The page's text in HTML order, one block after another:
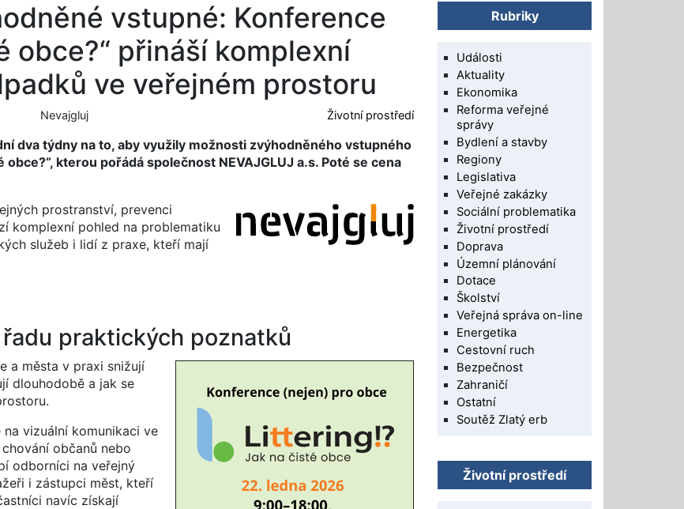
vstupné: Konference
obce?“ přináší komplexní
ve veřejném prostoru
Nevajgluj Životní prostředí
dva týdny na to, aby využily možnosti zvýhodněného vstupného
kterou pořádá společnost NEVAJGLUJ a.s. Poté se cena
prostranství, prevenci
komplexní pohled na problematiku
služeb i lidí z praxe, kteří mají
praktických poznatků
a města v praxi snižují
dlouhodobě a jak se
vizuální komunikaci ve
občanů nebo
odborníci na veřejný
i zástupci měst, kteří
navíc získají
Rubriky
Události
Aktuality
Ekonomika
Reforma veřejné
správy
Bydlení a stavby
Regiony
Legislativa
Veřejné zakázky
Sociální problematika
Životní prostředí
Doprava
Územní plánování
Dotace
Školství
Veřejná správa on-line
Energetika
Cestovní ruch
Bezpečnost
Zahraničí
Ostatní
Soutěž Zlatý erb
Životní prostředí